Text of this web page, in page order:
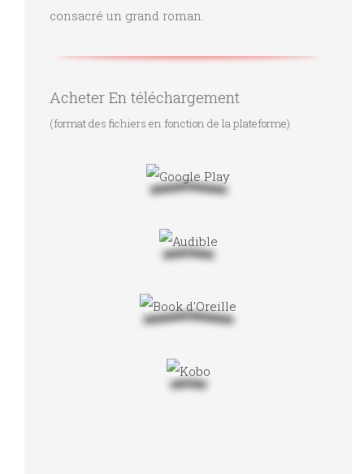
consacré un grand roman.
Acheter En téléchargement
(format des fichiers en fonction de la plateforme)